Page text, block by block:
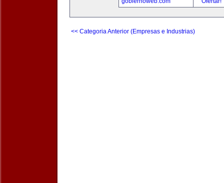
<< Categoria Anterior (Empresas e Industrias)